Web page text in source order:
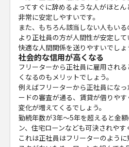
ってすぐに辞めるような人がほと
非常に安定しやすいです。
また、もちろん該当しない人もい
より正社員の方が人間性が安定して
快適な人間関係を送りやすいでしょ
社会的な信用が高くなる
フリーターから正社員に雇用され
くなるのもメリットでしょう。
例えばフリーターから正社員にな
ードの審査が通る、賃貸が借りや
変化が増えてくるでしょう。
勤続年数が3年〜5年を超えると金
ン、住宅ローンなども可決されやす
これは正社員はフリーターのよう